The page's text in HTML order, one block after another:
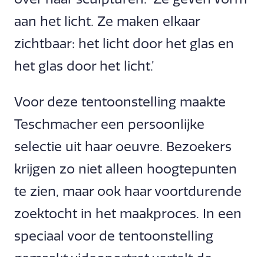
aan het licht. Ze maken elkaar
zichtbaar: het licht door het glas en
het glas door het licht.’
Voor deze tentoonstelling maakte
Teschmacher een persoonlijke
selectie uit haar oeuvre. Bezoekers
krijgen zo niet alleen hoogtepunten
te zien, maar ook haar voortdurende
zoektocht in het maakproces. In een
speciaal voor de tentoonstelling